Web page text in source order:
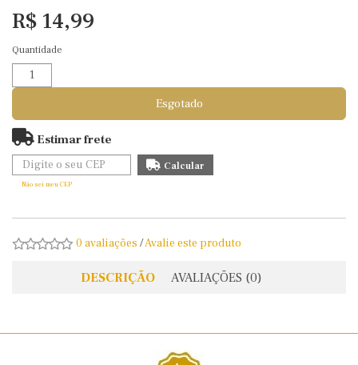
R$ 14,99
Quantidade
Esgotado
Estimar frete
Não sei meu CEP
0 avaliações /Avalie este produto
DESCRIÇÃO AVALIAÇÕES (0)